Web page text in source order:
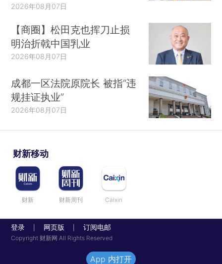
2026年08月07日
【商圈】松田克也挥刀止损
明治折戟中国乳业
2026年08月07日
成都一区法院原院长 被指“违
规挂证执业”
2026年08月07日
财新移动
财新 财新周刊 Caixin
登录 网页版 订阅电邮
Copyright 财新网 All Rights Reserved
App 内打开